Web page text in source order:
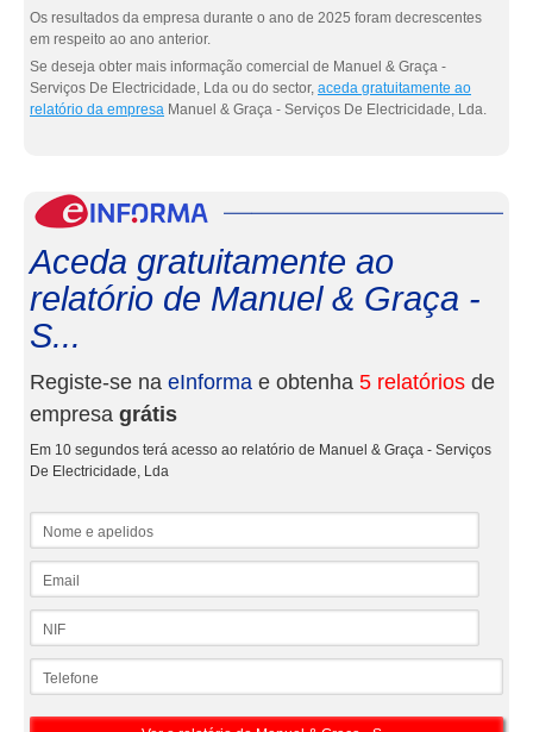
Os resultados da empresa durante o ano de 2025 foram decrescentes
em respeito ao ano anterior.
Se deseja obter mais informação comercial de Manuel & Graça -
Serviços De Electricidade, Lda ou do sector, aceda gratuitamente ao
relatório da empresa Manuel & Graça - Serviços De Electricidade, Lda.
Aceda gratuitamente ao
relatório de Manuel & Graça -
S...
Registe-se na eInforma e obtenha 5 relatórios de
empresa grátis
Em 10 segundos terá acesso ao relatório de Manuel & Graça - Serviços
De Electricidade, Lda